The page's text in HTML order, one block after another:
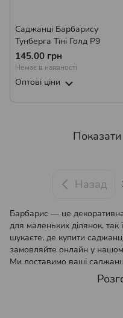
Саджанці Барбарису
Тунберга Тіні Голд Р9
145.00 грн
Немає в наявності
Оптові ціни
Назад
Барбарис — це
для маленьких ділянок,
шукаєте, де купити
замовляйте онлайн у
Ми доставимо ваші